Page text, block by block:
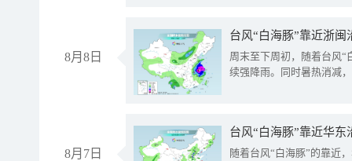
8月8日
台风“白海豚”靠近浙
周末至下周初，随着台风“
续强降雨。同时暑热消减
8月7日
台风“白海豚”靠近华
随着台风“白海豚”的靠近